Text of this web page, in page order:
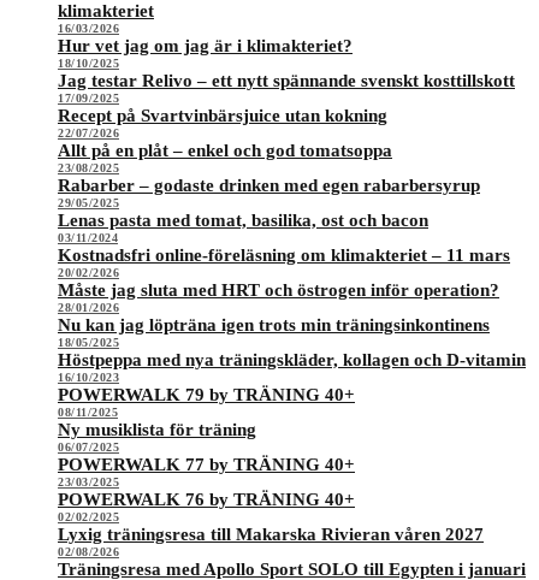
klimakteriet
16/03/2026
Hur vet jag om jag är i klimakteriet?
18/10/2025
Jag testar Relivo – ett nytt spännande svenskt kosttillskott
17/09/2025
Recept på Svartvinbärsjuice utan kokning
22/07/2026
Allt på en plåt – enkel och god tomatsoppa
23/08/2025
Rabarber – godaste drinken med egen rabarbersyrup
29/05/2025
Lenas pasta med tomat, basilika, ost och bacon
03/11/2024
Kostnadsfri online-föreläsning om klimakteriet – 11 mars
20/02/2026
Måste jag sluta med HRT och östrogen inför operation?
28/01/2026
Nu kan jag löpträna igen trots min träningsinkontinens
18/05/2025
Höstpeppa med nya träningskläder, kollagen och D-vitamin
16/10/2023
POWERWALK 79 by TRÄNING 40+
08/11/2025
Ny musiklista för träning
06/07/2025
POWERWALK 77 by TRÄNING 40+
23/03/2025
POWERWALK 76 by TRÄNING 40+
02/02/2025
Lyxig träningsresa till Makarska Rivieran våren 2027
02/08/2026
Träningsresa med Apollo Sport SOLO till Egypten i januari